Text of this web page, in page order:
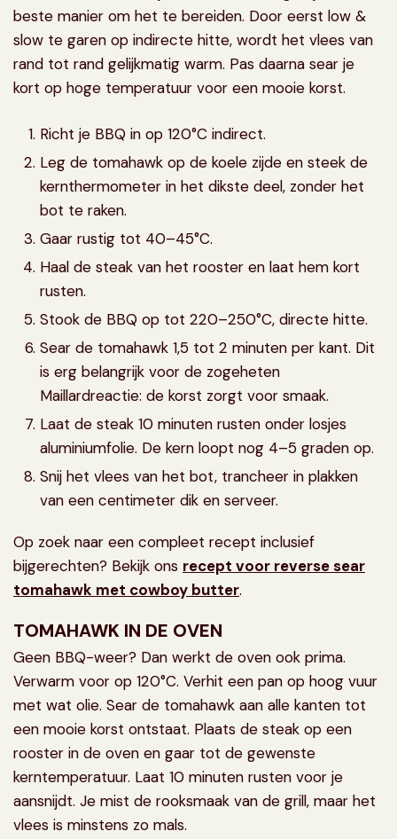
beste manier om het te bereiden. Door eerst low &
slow te garen op indirecte hitte, wordt het vlees van
rand tot rand gelijkmatig warm. Pas daarna sear je
kort op hoge temperatuur voor een mooie korst.
Richt je BBQ in op 120°C indirect.
Leg de tomahawk op de koele zijde en steek de
kernthermometer in het dikste deel, zonder het
bot te raken.
Gaar rustig tot 40–45°C.
Haal de steak van het rooster en laat hem kort
rusten.
Stook de BBQ op tot 220–250°C, directe hitte.
Sear de tomahawk 1,5 tot 2 minuten per kant. Dit
is erg belangrijk voor de zogeheten
Maillardreactie: de korst zorgt voor smaak.
Laat de steak 10 minuten rusten onder losjes
aluminiumfolie. De kern loopt nog 4–5 graden op.
Snij het vlees van het bot, trancheer in plakken
van een centimeter dik en serveer.
Op zoek naar een compleet recept inclusief
bijgerechten? Bekijk ons recept voor reverse sear
tomahawk met cowboy butter.
TOMAHAWK IN DE OVEN
Geen BBQ-weer? Dan werkt de oven ook prima.
Verwarm voor op 120°C. Verhit een pan op hoog vuur
met wat olie. Sear de tomahawk aan alle kanten tot
een mooie korst ontstaat. Plaats de steak op een
rooster in de oven en gaar tot de gewenste
kerntemperatuur. Laat 10 minuten rusten voor je
aansnijdt. Je mist de rooksmaak van de grill, maar het
vlees is minstens zo mals.